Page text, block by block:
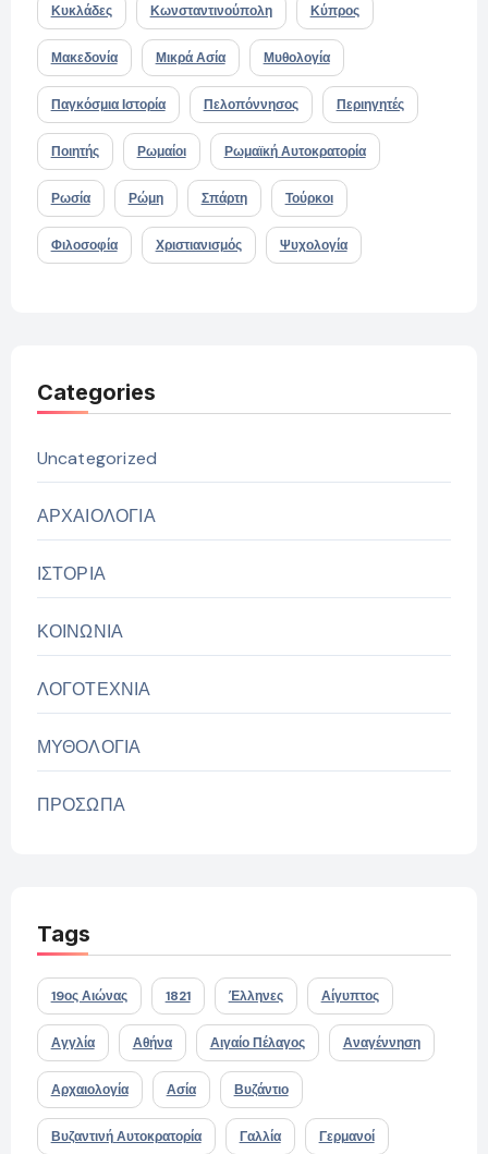
Κυκλάδες Κωνσταντινούπολη Κύπρος
Μακεδονία Μικρά Ασία Μυθολογία
Παγκόσμια Ιστορία Πελοπόννησος Περιηγητές
Ποιητής Ρωμαίοι Ρωμαϊκή Αυτοκρατορία
Ρωσία Ρώμη Σπάρτη Τούρκοι
Φιλοσοφία Χριστιανισμός Ψυχολογία
Categories
Uncategorized
ΑΡΧΑΙΟΛΟΓΙΑ
ΙΣΤΟΡΙΑ
ΚΟΙΝΩΝΙΑ
ΛΟΓΟΤΕΧΝΙΑ
ΜΥΘΟΛΟΓΙΑ
ΠΡΟΣΩΠΑ
Tags
19ος Αιώνας 1821 Έλληνες Αίγυπτος
Αγγλία Αθήνα Αιγαίο Πέλαγος Αναγέννηση
Αρχαιολογία Ασία Βυζάντιο
Βυζαντινή Αυτοκρατορία Γαλλία Γερμανοί